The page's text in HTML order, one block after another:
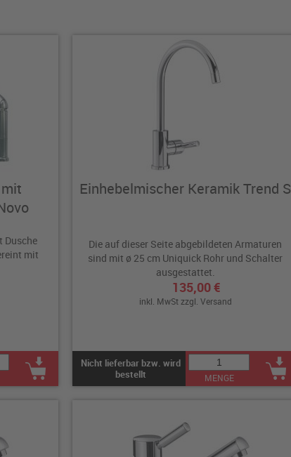
Dusche
mit
Einhebelmischer Keramik Trend S
Die auf dieser Seite abgebildeten Armaturen
sind mit ø 25 cm Uniquick Rohr und Schalter
ausgestattet.
135,00 €
inkl. MwSt zzgl. Versand
Nicht lieferbar bzw. wird
bestellt
MENGE